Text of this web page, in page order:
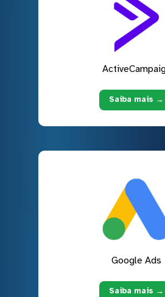
Saiba mais →
Google Ads
Saiba mais →